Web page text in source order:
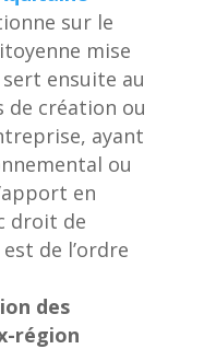
sur le
mise
sert ensuite au
de création ou
ayant
ou
en
droit de
de l’ordre
des
région